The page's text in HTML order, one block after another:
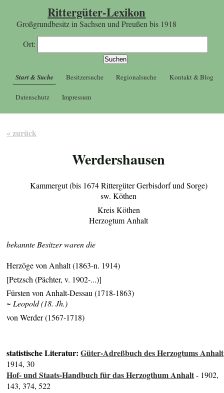
Rittergüter-Lexikon
Großgrundbesitz in Sachsen und Preußen bis 1918
Ort:
Start & Suche Besitzersuche Regionalsuche Kontakt & Blog
Datenschutz Impressum
« zurück
Werdershausen
Kammergut (bis 1674 Rittergüter Gerbisdorf und Sorge)
sw. Köthen
Kreis Köthen
Herzogtum Anhalt
bekannte Besitzer waren die
Herzöge von Anhalt (1863-n. 1914)
[Petzsch (Pächter, v. 1902-...)]
Fürsten von Anhalt-Dessau (1718-1863)
~ Leopold (18. Jh.)
von Werder (1567-1718)
statistische Literatur:Güter-Adreßbuch des Herzogtums Anhalt
1914, 30
Hof- und Staats-Handbuch für das Herzogthum Anhalt- 1902,
143, 374, 522